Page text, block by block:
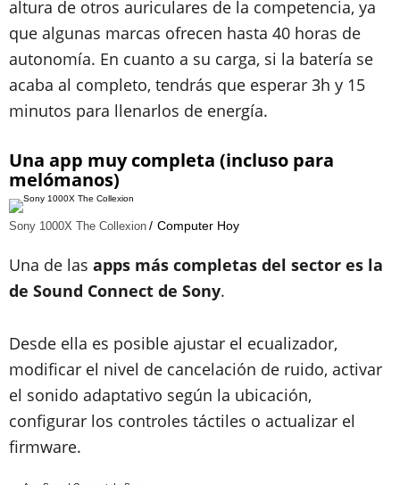
altura de otros auriculares de la competencia, ya
que algunas marcas ofrecen hasta 40 horas de
autonomía. En cuanto a su carga, si la batería se
acaba al completo, tendrás que esperar 3h y 15
minutos para llenarlos de energía.
Una app muy completa (incluso para
melómanos)
Sony 1000X The Collexion Computer Hoy
Una de las apps más completas del sector es la
de Sound Connect de Sony.
Desde ella es posible ajustar el ecualizador,
modificar el nivel de cancelación de ruido, activar
el sonido adaptativo según la ubicación,
configurar los controles táctiles o actualizar el
firmware.